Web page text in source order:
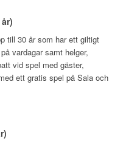
till 30 år som har ett giltigt
vardagar samt helger,
vid spel med gäster,
ett gratis spel på Sala och